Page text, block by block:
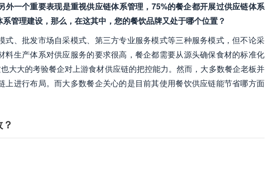
外一个重要表现是重视供应链体系管理，75%的餐企都开展过供应链体系
管理建设，那么，在这其中，您的餐饮品牌又处于哪个位置？
、批发市场自采模式、第三方专业服务模式等三种服务模式，但不论采
生产体系对供应服务的要求很高，餐企都需要从源头确保食材的标准化
大大的考验餐企对上游食材供应链的把控能力。然而，大多数餐企老板并
进行布局。而大多数餐企关心的是目前其使用餐饮供应链能节省哪方面